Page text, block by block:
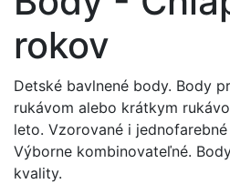
rokov
Detské bavlnené body. Body
rukávom alebo krátkym
leto. Vzorované i
Výborne kombinovateľné.
kvality.